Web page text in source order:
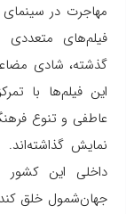
مهاجرت در سینمای
فیلم‌های متعددی
گذشته، شادی
این فیلم‌ها با
عاطفی و تنوع
نمایش گذاشته‌اند.
داخلی این کشور
جهان‌شمول خلق کند